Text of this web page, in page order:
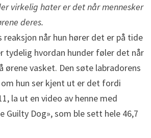
virkelig hater er det når mennesker
deres.
reaksjon når hun hører det er på tide
tydelig hvordan hunder føler det når
vasket. Den søte labradorens
om hun ser kjent ut er det fordi
la ut en video av henne med
Guilty Dog», som ble sett hele 46,7